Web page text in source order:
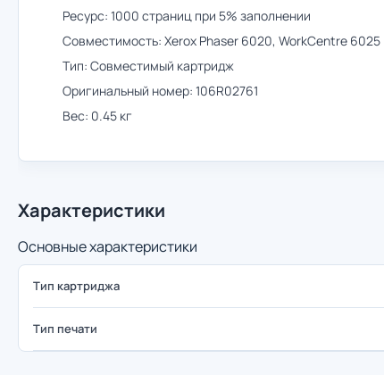
Ресурс: 1000 страниц при 5% заполнении
Совместимость: Xerox Phaser 6020, WorkCentre 6025
Тип: Совместимый картридж
Оригинальный номер: 106R02761
Вес: 0.45 кг
Характеристики
Основные характеристики
Тип картриджа
Тип печати